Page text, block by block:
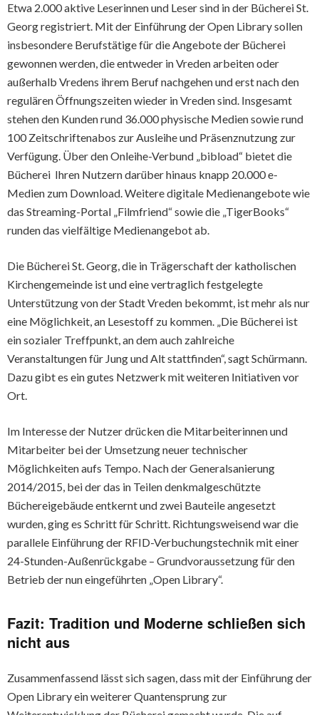
Etwa 2.000 aktive Leserinnen und Leser sind in der Bücherei St.
Georg registriert. Mit der Einführung der Open Library sollen
insbesondere Berufstätige für die Angebote der Bücherei
gewonnen werden, die entweder in Vreden arbeiten oder
außerhalb Vredens ihrem Beruf nachgehen und erst nach den
regulären Öffnungszeiten wieder in Vreden sind. Insgesamt
stehen den Kunden rund 36.000 physische Medien sowie rund
100 Zeitschriftenabos zur Ausleihe und Präsenznutzung zur
Verfügung. Über den Onleihe-Verbund „bibload“ bietet die
Bücherei Ihren Nutzern darüber hinaus knapp 20.000 e-
Medien zum Download. Weitere digitale Medienangebote wie
das Streaming-Portal „Filmfriend“ sowie die „TigerBooks“
runden das vielfältige Medienangebot ab.
Die Bücherei St. Georg, die in Trägerschaft der katholischen
Kirchengemeinde ist und eine vertraglich festgelegte
Unterstützung von der Stadt Vreden bekommt, ist mehr als nur
eine Möglichkeit, an Lesestoff zu kommen. „Die Bücherei ist
ein sozialer Treffpunkt, an dem auch zahlreiche
Veranstaltungen für Jung und Alt stattfinden“, sagt Schürmann.
Dazu gibt es ein gutes Netzwerk mit weiteren Initiativen vor
Ort.
Im Interesse der Nutzer drücken die Mitarbeiterinnen und
Mitarbeiter bei der Umsetzung neuer technischer
Möglichkeiten aufs Tempo. Nach der Generalsanierung
2014/2015, bei der das in Teilen denkmalgeschützte
Büchereigebäude entkernt und zwei Bauteile angesetzt
wurden, ging es Schritt für Schritt. Richtungsweisend war die
parallele Einführung der RFID-Verbuchungstechnik mit einer
24-Stunden-Außenrückgabe – Grundvoraussetzung für den
Betrieb der nun eingeführten „Open Library“.
Fazit: Tradition und Moderne schließen sich
nicht aus
Zusammenfassend lässt sich sagen, dass mit der Einführung der
Open Library ein weiterer Quantensprung zur